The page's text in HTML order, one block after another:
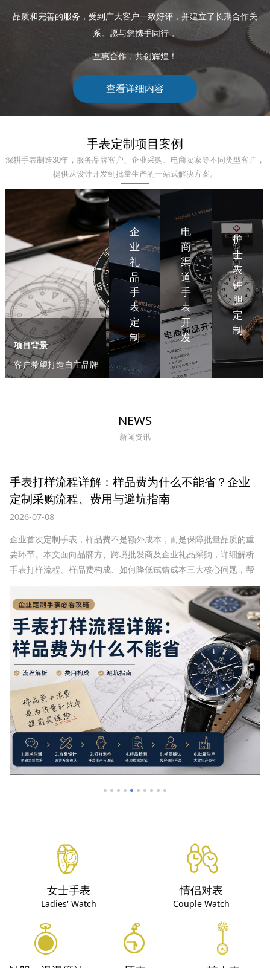
品质和完善的服务，受到广大客户一致好评，并建立了长期合作关
系。愿与您携手同行，
互惠合作，共创辉煌！
查看详细内容
手表定制项目案例
深耕手表制造30年，服务品牌客户、企业采购、电商卖家等不同类型客户，
提供从设计开发到批量生产的一站式解决方案。
项目背景
客户希望打造自主品牌
腕表，需要开发一款具
企
业
礼
品
手
表
定
制
项目背景
电
商
渠
道
手
表
开
发
护
士
表
钟
胆
定
制
项
NEWS
新闻资讯
企业定制手表怎么选？第一次采购必看的完整攻
略
2026-06-29
企业定制手表怎么选？本文详解企业第一次采购定制手表的流程、
价格、避坑技巧及厂家选择标准，并分享100只起订、30余年制表
经验、月产30万套、26000㎡厂房的一站式OEM/ODM解决方案，
帮助品牌方、跨境批发商及企业礼品采购高效完成定制项目。
女士手表
Ladies' Watch
情侣对表
Couple Watch